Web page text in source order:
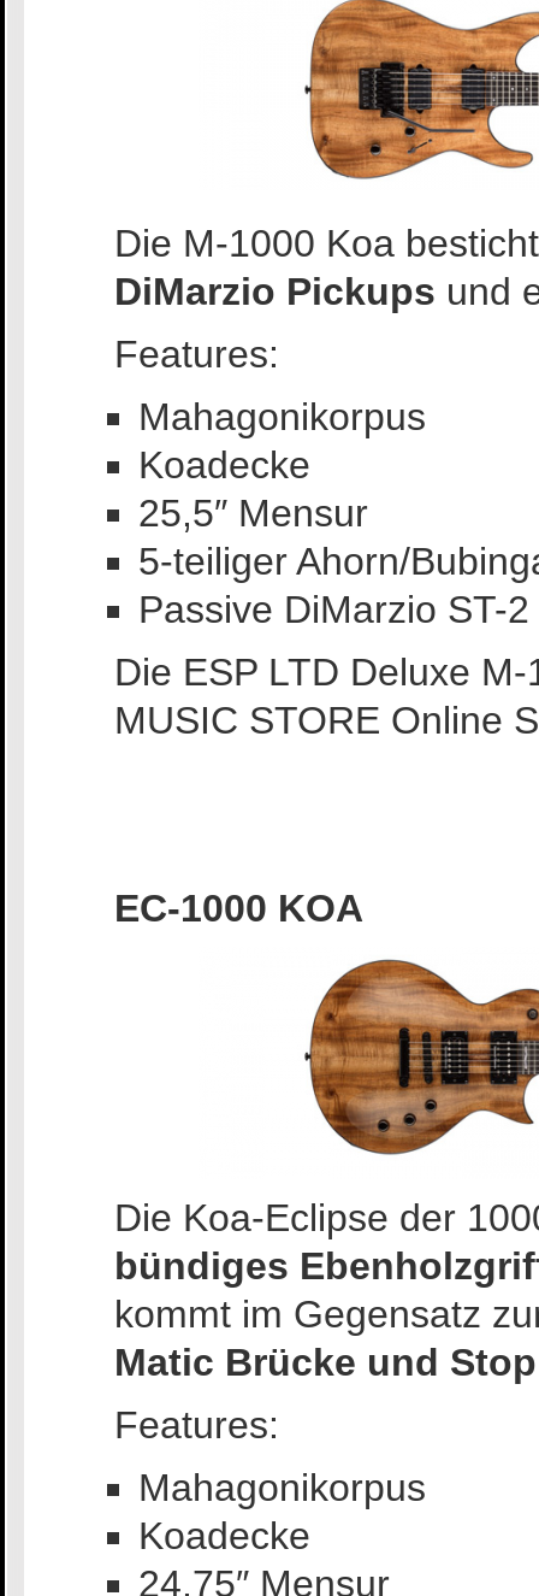
Die M-1000 Koa
DiMarzio Pickups und
Features:
Mahagonikorpus
Koadecke
25,5″ Mensur
5-teiliger Ahorn/
Passive DiMarzio ST-
Die ESP LTD Deluxe
MUSIC STORE Online
EC-1000 KOA
Die Koa-Eclipse der
bündiges
kommt im Gegensatz
Matic Brücke und
Features:
Mahagonikorpus
Koadecke
24,75″ Mensur